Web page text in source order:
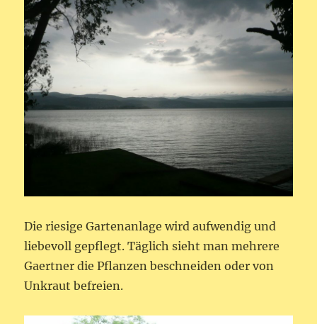
Die riesige Gartenanlage wird aufwendig und
liebevoll gepflegt. Täglich sieht man mehrere
Gaertner die Pflanzen beschneiden oder von
Unkraut befreien.